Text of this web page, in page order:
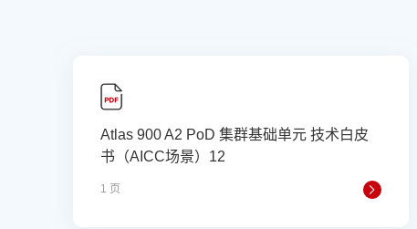
Atlas 900 A2 PoD 集群基础单元 技术白皮
书（AICC场景）12
1 页